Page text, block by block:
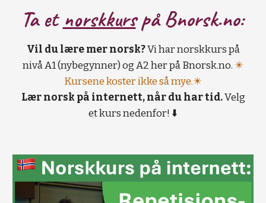
Ta et norskkurspå Bnorsk.no:
Vil du lære mer norsk?Vi har norskkurs på
nivå A1 (nybegynner) og A2 her på Bnorsk.no. ✴️
Kursene koster ikke så mye.✴️
Lær norsk på internett, når du har tid.Velg
et kurs nedenfor! ⬇️